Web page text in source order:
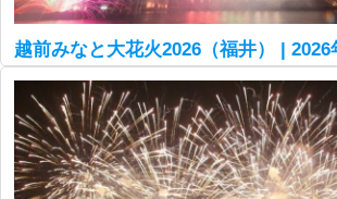
越前みなと大花火2026（福井） |